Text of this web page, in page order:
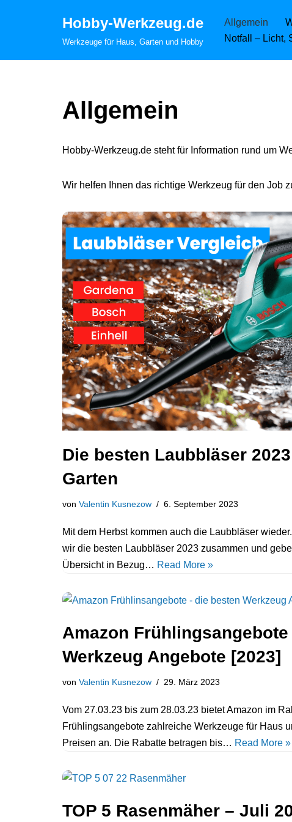
Hobby-Werkzeug.de
Werkzeuge für Haus, Garten und Hobby
Allgemein
Notfall – Licht,
Allgemein
Hobby-Werkzeug.de steht für Information rund um
Wir helfen Ihnen das richtige Werkzeug für den Job
Die besten Laubbläser
Garten
von Valentin Kusnezow 6. September 2023
Mit dem Herbst kommen auch die Laubbläser
wir die besten Laubbläser 2023 zusammen und
Übersicht in Bezug… Read More »
Amazon
Werkzeug Angebote [2023]
von Valentin Kusnezow 29. März 2023
Vom 27.03.23 bis zum 28.03.23 bietet Amazon im
Frühlingsangebote zahlreiche Werkzeuge für Haus
Preisen an. Die Rabatte betragen bis… Read More »
TOP 5 Rasenmäher – Juli